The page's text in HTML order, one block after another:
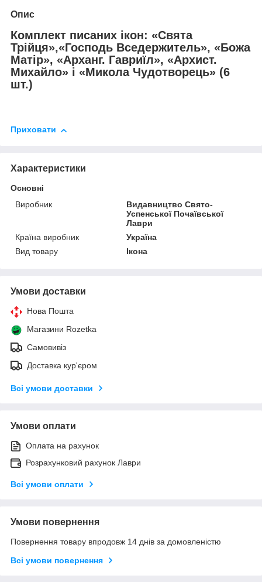
Опис
Комплект писаних ікон: «Свята
Трійця»,«Господь Вседержитель», «Божа
Матір», «Арханг. Гавриїл», «Архист.
Михайло» і «Микола Чудотворець» (6
шт.)
Приховати
Характеристики
Основні
Виробник
Видавництво Свято-
Успенської Почаївської
Лаври
Країна виробник
Україна
Вид товару
Ікона
Умови доставки
Нова Пошта
Магазини Rozetka
Самовивіз
Доставка кур'єром
Всі умови доставки
Умови оплати
Оплата на рахунок
Розрахунковий рахунок Лаври
Всі умови оплати
Умови повернення
Повернення товару впродовж 14 днів за домовленістю
Всі умови повернення